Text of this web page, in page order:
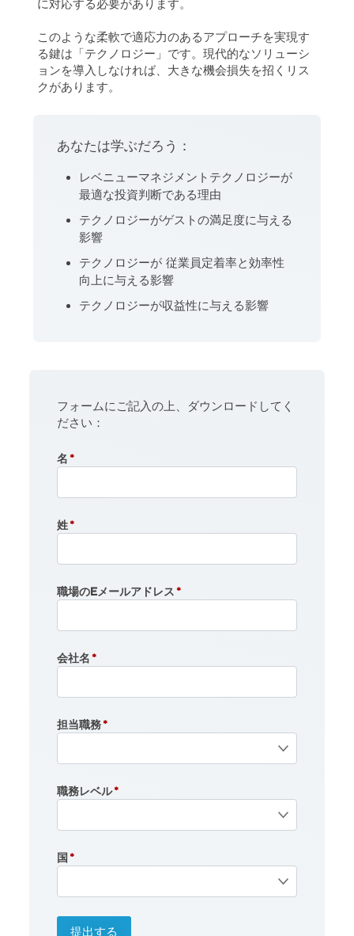
に対応する必要があります。
このような柔軟で適応力のあるアプローチを実現す
る鍵は「テクノロジー」です。現代的なソリューシ
ョンを導入しなければ、大きな機会損失を招くリス
クがあります。
あなたは学ぶだろう：
レベニューマネジメントテクノロジーが
最適な投資判断である理由
テクノロジーがゲストの満足度に与える
影響
テクノロジーが 従業員定着率と効率性
向上に与える影響
テクノロジーが収益性に与える影響
フォームにご記入の上、ダウンロードしてく
ださい：
名
姓
職場のEメールアドレス
会社名
担当職務
職務レベル
国